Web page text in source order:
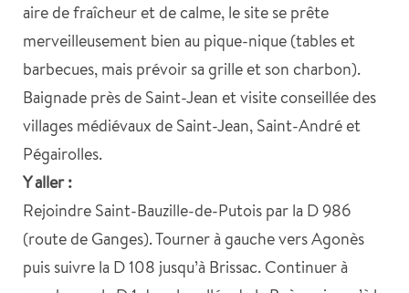
aire de fraîcheur et de calme, le site se prête
merveilleusement bien au pique-nique (tables et
barbecues, mais prévoir sa grille et son charbon).
Baignade près de Saint-Jean et visite conseillée des
villages médiévaux de Saint-Jean, Saint-André et
Pégairolles.
Y aller :
Rejoindre Saint-Bauzille-de-Putois par la D 986
(route de Ganges). Tourner à gauche vers Agonès
puis suivre la D 108 jusqu’à Brissac. Continuer à